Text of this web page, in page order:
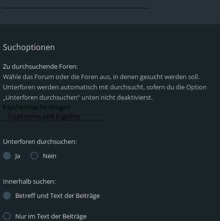
Suchoptionen
Zu durchsuchende Foren:
Wähle das Forum oder die Foren aus, in denen gesucht werden soll.
Unterforen werden automatisch mit durchsucht, sofern du die Option
„Unterforen durchsuchen“ unten nicht deaktivierst.
Unterforen durchsuchen:
Ja
Nein
Innerhalb suchen:
Betreff und Text der Beiträge
Nur im Text der Beiträge